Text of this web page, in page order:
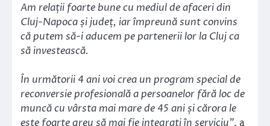
Am relații foarte bune cu mediul de afaceri din
Cluj-Napoca și județ, iar împreună sunt convins
că putem să-i aducem pe partenerii lor la Cluj ca
să investească.
În următorii 4 ani voi crea un program special de
reconversie profesională a persoanelor fără loc de
muncă cu vârsta mai mare de 45 ani și cărora le
este foarte greu să mai fie integrați în serviciu”, a